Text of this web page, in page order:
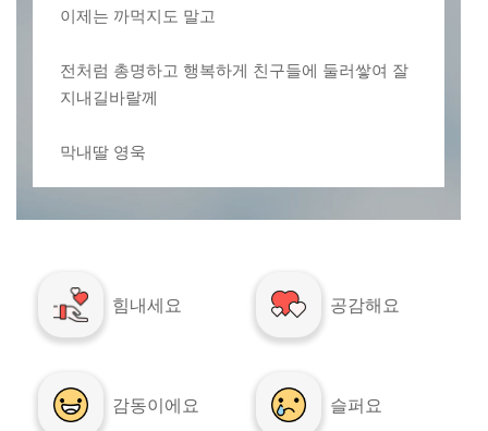
이제는 까먹지도 말고
전처럼 총명하고 행복하게 친구들에 둘러쌓여 잘
지내길바랄께
막내딸 영욱
힘내세요 공감해요
감동이에요 슬퍼요